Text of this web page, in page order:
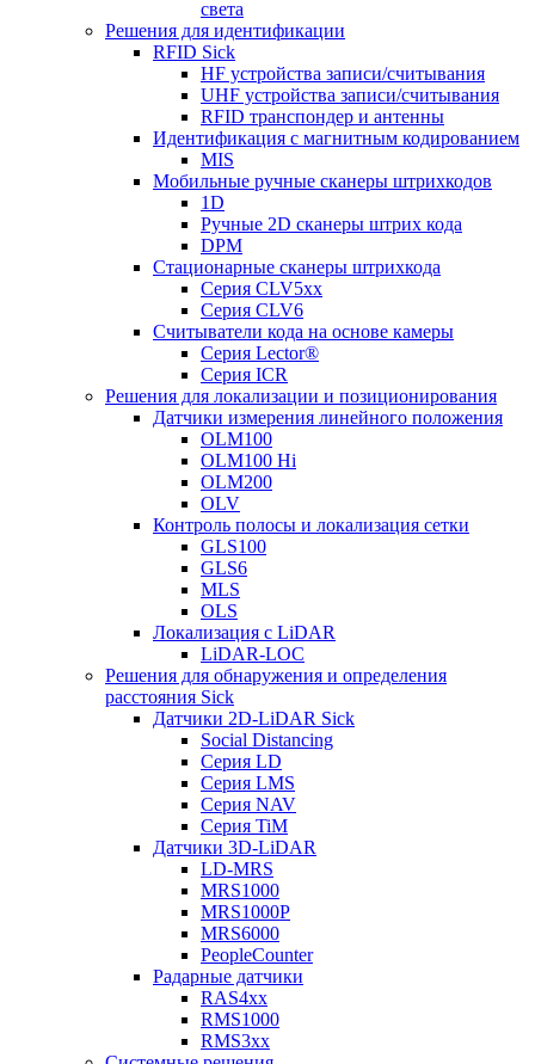
света
Решения для идентификации
RFID Sick
HF устройства записи/считывания
UHF устройства записи/считывания
RFID транспондер и антенны
Идентификация с магнитным кодированием
MIS
Мобильные ручные сканеры штрихкодов
1D
Ручные 2D сканеры штрих кода
DPM
Стационарные сканеры штрихкода
Серия CLV5xx
Серия CLV6
Считыватели кода на основе камеры
Серия Lector®
Серия ICR
Решения для локализации и позиционирования
Датчики измерения линейного положения
OLM100
OLM100 Hi
OLM200
OLV
Контроль полосы и локализация сетки
GLS100
GLS6
MLS
OLS
Локализация с LiDAR
LiDAR-LOC
Решения для обнаружения и определения
расстояния Sick
Датчики 2D-LiDAR Sick
Social Distancing
Серия LD
Серия LMS
Серия NAV
Серия TiM
Датчики 3D-LiDAR
LD-MRS
MRS1000
MRS1000P
MRS6000
PeopleCounter
Радарные датчики
RAS4xx
RMS1000
RMS3xx